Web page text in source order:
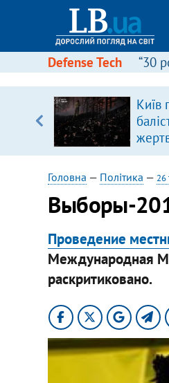
Defense Tech “30
Київ
Головна — Політика — 26
Выборы-
Проведение
Международная
раскритиковано.